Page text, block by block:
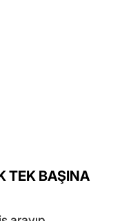
TEK BAŞINA